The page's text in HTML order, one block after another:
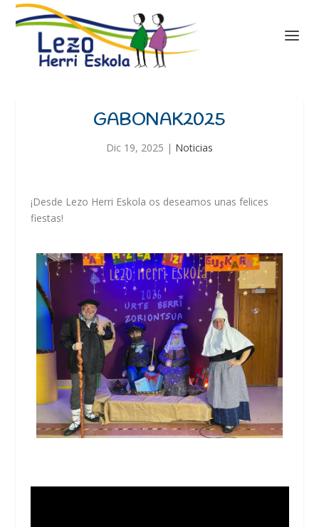
GABONAK2025
Dic 19, 2025 | Noticias
¡Desde Lezo Herri Eskola os deseamos unas felices
fiestas!